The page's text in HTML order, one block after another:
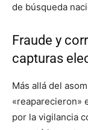
de búsqueda
Fraude y
capturas
Más allá del
«reaparecieron»
por la vigilancia